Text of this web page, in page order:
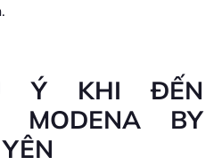
Ý KHI ĐẾN
MODENA BY